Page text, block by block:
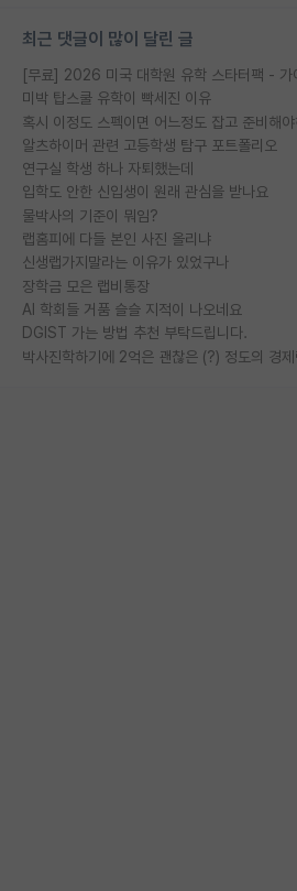
최근 댓글이 많이 달린 글
미박 탑스쿨 유학이 빡세진 이유
혹시 이정도 스펙이면 어느정도 잡고 준비해
알츠하이머 관련 고등학생 탐구 포트폴리오
연구실 학생 하나 자퇴했는데
입학도 안한 신입생이 원래 관심을 받나요
물박사의 기준이 뭐임?
랩홈피에 다들 본인 사진 올리냐
신생랩가지말라는 이유가 있었구나
장학금 모은 랩비통장
AI 학회들 거품 슬슬 지적이 나오네요
DGIST 가는 방법 추천 부탁드립니다.